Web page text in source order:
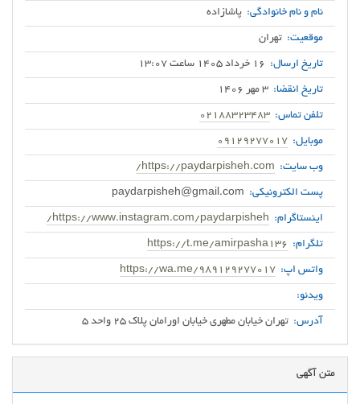
نام و نام خانوادگی: پاشازاده
موقعیت: تهران
تاریخ ارسال: 16 خرداد 1405 ساعت 13:07
تاریخ انقضا: 3 مهر 1406
تلفن تماس: 02188323483
موبایل: 09129277017
وب سایت: https://paydarpisheh.com/
پست الکترونیکی: paydarpisheh@gmail.com
اینستاگرام: https://www.instagram.com/paydarpisheh/
تلگرام: https://t.me/amirpasha136
واتس اپ: https://wa.me/989129277017
ویدئو:
آدرس: تهران خیابان مطهری خیابان اورامان پلاک 25 واحد 5
متن آگهی